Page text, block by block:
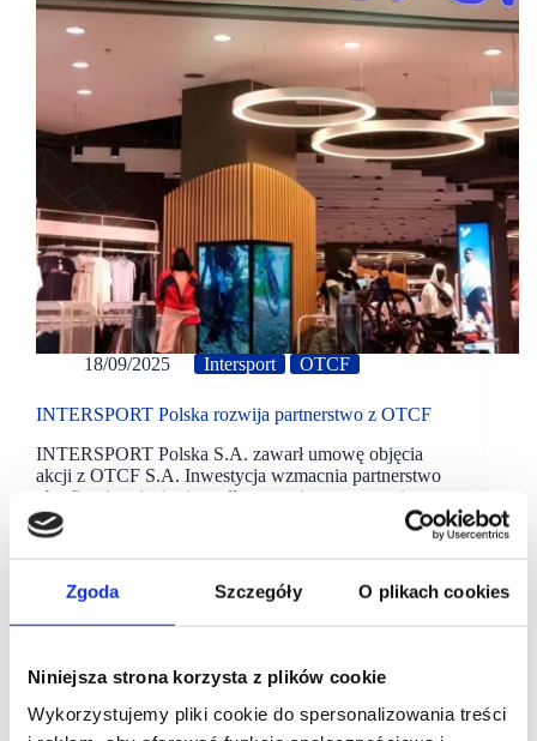
Zgoda Szczegóły O plikach cookies
Niniejsza strona korzysta z plików cookie
Wykorzystujemy pliki cookie do spersonalizowania treści
18/09/2025 Intersport OTCF
INTERSPORT Polska rozwija partnerstwo z OTCF
INTERSPORT Polska S.A. zawarł umowę objęcia
akcji z OTCF S.A. Inwestycja wzmacnia partnerstwo
obu firm i wpisuje się w długoterminową strategię
transformacji INTERSPORT.